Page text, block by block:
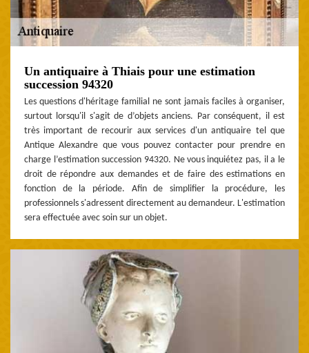
Un antiquaire à Thiais pour une estimation
succession 94320
Les questions d'héritage familial ne sont jamais faciles à organiser,
surtout lorsqu'il s'agit de d’objets anciens. Par conséquent, il est
très important de recourir aux services d'un antiquaire tel que
Antique Alexandre que vous pouvez contacter pour prendre en
charge l’estimation succession 94320. Ne vous inquiétez pas, il a le
droit de répondre aux demandes et de faire des estimations en
fonction de la période. Afin de simplifier la procédure, les
professionnels s'adressent directement au demandeur. L'estimation
sera effectuée avec soin sur un objet.